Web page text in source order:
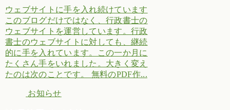
ウェブサイトに手を入れ続けています
このブログだけではなく、行政書士の
ウェブサイトを運営しています。行政
書士のウェブサイトに対しても、継続
的に手を入れています。この一か月に
たくさん手をいれました。大きく変え
たのは次のことです。 無料のPDF作...
お知らせ